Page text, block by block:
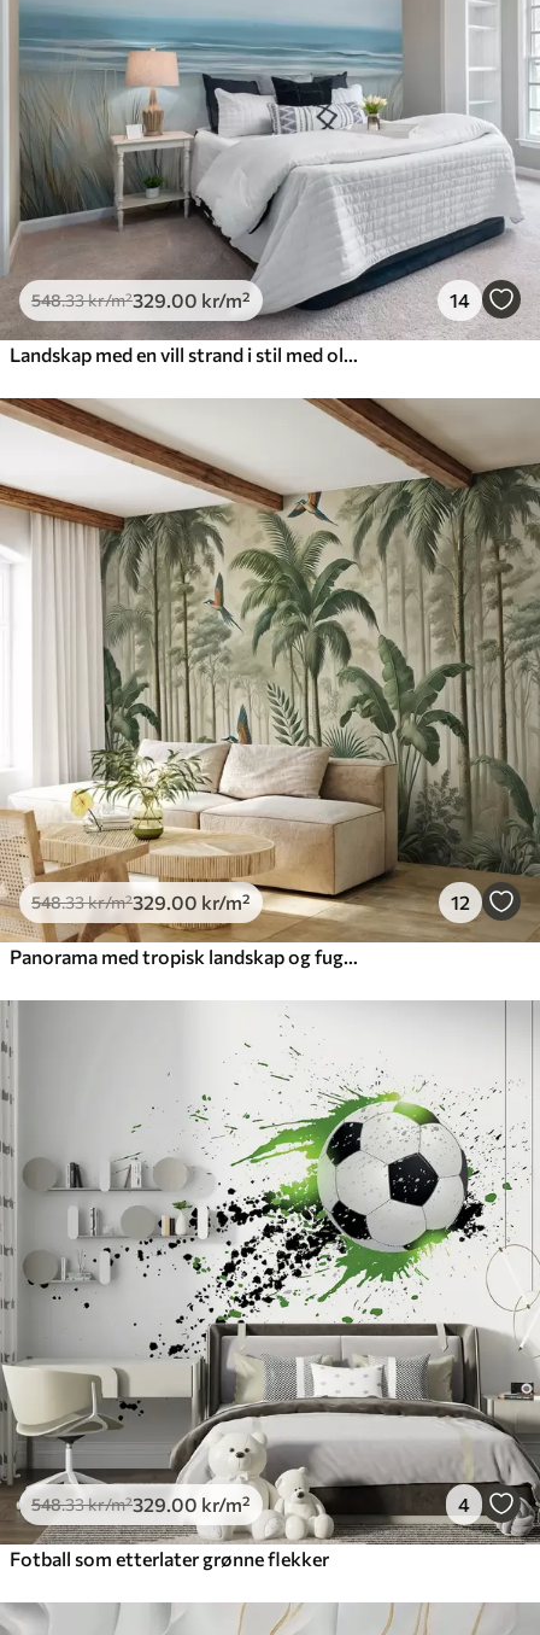
548.33kr/m²329 .00 kr/m² 14
548.33kr/m²329 .00 kr/m² 12
548.33kr/m²329 .00 kr/m² 4
Fotball som etterlater grønne flekker